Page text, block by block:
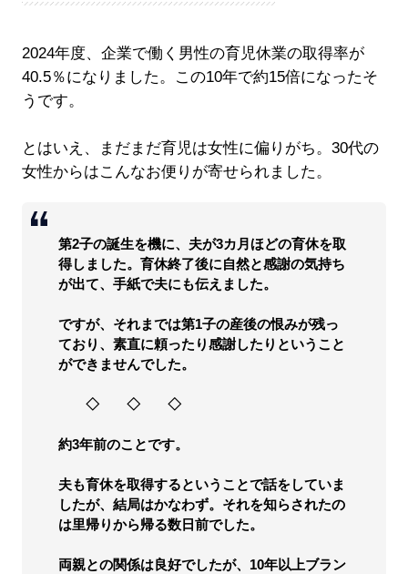
2024年度、企業で働く男性の育児休業の取得率が
40.5％になりました。この10年で約15倍になったそ
うです。
とはいえ、まだまだ育児は女性に偏りがち。30代の
女性からはこんなお便りが寄せられました。
第2子の誕生を機に、夫が3カ月ほどの育休を取
得しました。育休終了後に自然と感謝の気持ち
が出て、手紙で夫にも伝えました。
ですが、それまでは第1子の産後の恨みが残っ
ており、素直に頼ったり感謝したりということ
ができませんでした。
◇ ◇ ◇
約3年前のことです。
夫も育休を取得するということで話をしていま
したが、結局はかなわず。それを知らされたの
は里帰りから帰る数日前でした。
両親との関係は良好でしたが、10年以上ブラン